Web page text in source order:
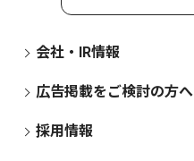
会社・IR情報
広告掲載をご検討の方へ
採用情報